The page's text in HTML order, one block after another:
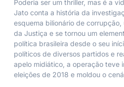
Poderia ser um thriller, mas é a
Jato conta a história da
esquema bilionário de
da Justiça e se tornou um
política brasileira desde o seu
políticos de diversos partidos e
apelo midiático, a operação teve
eleições de 2018 e moldou o